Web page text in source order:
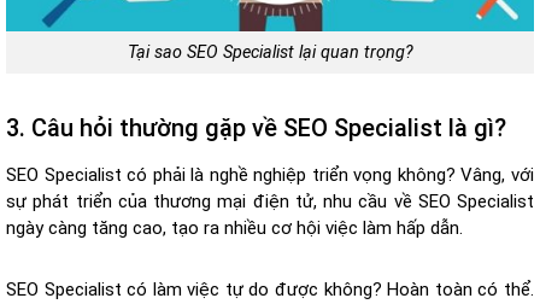
Tại sao SEO Specialist lại quan trọng?
3. Câu hỏi thường gặp về SEO Specialist là gì?
SEO Specialist có phải là nghề nghiệp triển vọng không? Vâng, với
sự phát triển của thương mại điện tử, nhu cầu về SEO Specialist
ngày càng tăng cao, tạo ra nhiều cơ hội việc làm hấp dẫn.
SEO Specialist có làm việc tự do được không? Hoàn toàn có thể.